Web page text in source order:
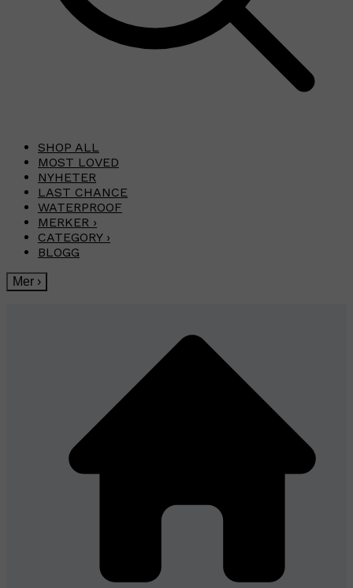
SHOP ALL
MOST LOVED
NYHETER
LAST CHANCE
WATERPROOF
MERKER ›
CATEGORY ›
BLOGG
Mer ›